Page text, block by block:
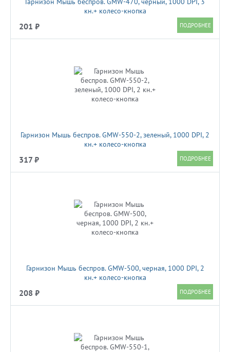
кн.+ колесо-кнопка
201 ₽
Гарнизон Мышь беспров. GMW-550-2, зеленый, 1000 DPI, 2
кн.+ колесо-кнопка
317 ₽
Гарнизон Мышь беспров. GMW-500, черная, 1000 DPI, 2
кн.+ колесо-кнопка
208 ₽